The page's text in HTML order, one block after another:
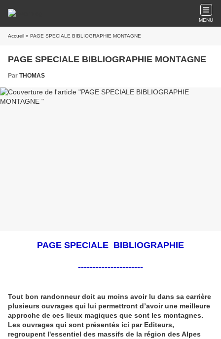
MENU
Accueil » PAGE SPECIALE BIBLIOGRAPHIE MONTAGNE
PAGE SPECIALE BIBLIOGRAPHIE MONTAGNE
Par THOMAS
PAGE SPECIALE BIBLIOGRAPHIE
----------------------
Tout bon randonneur doit au moins avoir lu dans sa carrière
plusieurs ouvrages qui lui permettront d’avoir une meilleure
approche de ces lieux magiques que sont les montagnes.
Les ouvrages qui sont présentés ici par Editeurs,
regroupent l'essentiel des massifs de la région des Alpes